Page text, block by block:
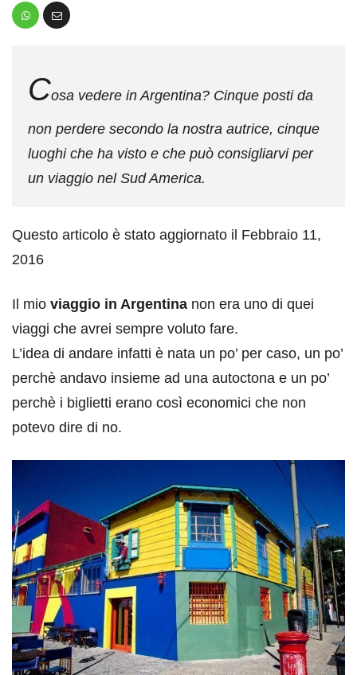
Cosa vedere in Argentina? Cinque posti da
non perdere secondo la nostra autrice, cinque
luoghi che ha visto e che può consigliarvi per
un viaggio nel Sud America.
Questo articolo è stato aggiornato il Febbraio 11,
2016
Il mio viaggio in Argentina non era uno di quei
viaggi che avrei sempre voluto fare.
L’idea di andare infatti è nata un po’ per caso, un po’
perchè andavo insieme ad una autoctona e un po’
perchè i biglietti erano così economici che non
potevo dire di no.